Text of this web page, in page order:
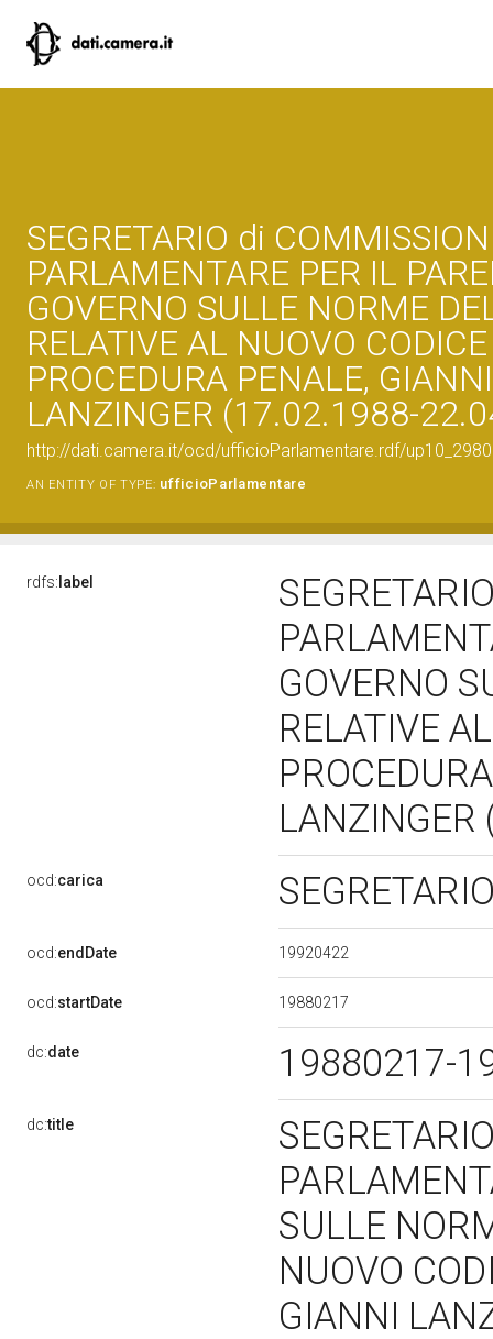
SEGRETARIO di
PARLAMENTARE PER IL
GOVERNO SULLE NORME
RELATIVE AL NUOVO
PROCEDURA PENALE, GIANNI
LANZINGER (17.02.1988-
http://dati.camera.it/ocd/ufficioParlamentare.rdf/
AN ENTITY OF TYPE: ufficioParlamentare
rdfs: label
GOVERNO
RELATIVE
ocd:carica
ocd:endDate 19920422
ocd:startDate 19880217
dc:date 19880217-
dc:title
SULLE
NUOVO
GIANNI